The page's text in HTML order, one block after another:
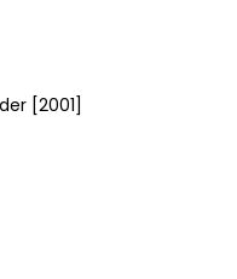
[2001]